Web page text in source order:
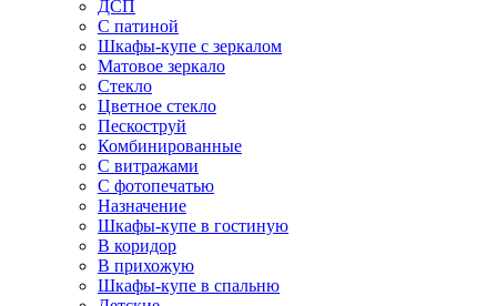
ДСП
С патиной
Шкафы-купе с зеркалом
Матовое зеркало
Стекло
Цветное стекло
Пескоструй
Комбинированные
С витражами
С фотопечатью
Назначение
Шкафы-купе в гостиную
В коридор
В прихожую
Шкафы-купе в спальню